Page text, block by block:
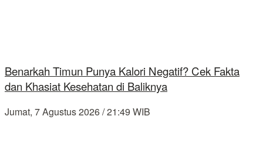
Benarkah Timun Punya Kalori Negatif? Cek Fakta
dan Khasiat Kesehatan di Baliknya
Jumat, 7 Agustus 2026 / 21:49 WIB